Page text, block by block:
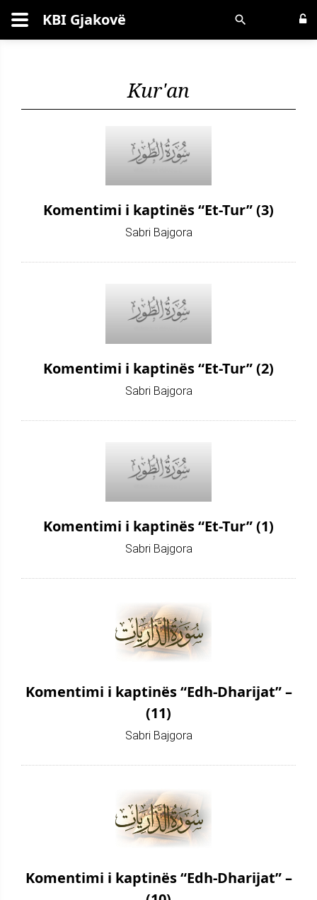
Kërko KBI Gjakovë
Kur'an
Komentimi i kaptinës “Et-Tur” (3)
Sabri Bajgora
Komentimi i kaptinës “Et-Tur” (2)
Sabri Bajgora
Komentimi i kaptinës “Et-Tur” (1)
Sabri Bajgora
Komentimi i kaptinës “Edh-Dharijat” –
(11)
Sabri Bajgora
Komentimi i kaptinës “Edh-Dharijat” –